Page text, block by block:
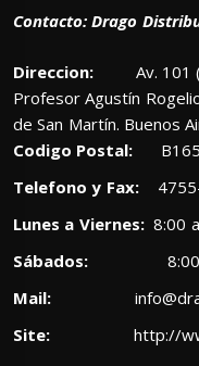
Contacto: Drago
Direccion: Av. 101
Profesor Agustín
de San Martín. Buenos
Codigo Postal:
Telefono y Fax:4755-
Lunes a Viernes:8:00 a
Sábados: 8:00 a
Mail:
Site:
http://